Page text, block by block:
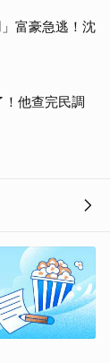
富豪急逃！沈
他查完民調